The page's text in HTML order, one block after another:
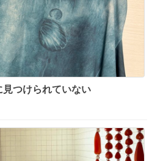
つけられていない